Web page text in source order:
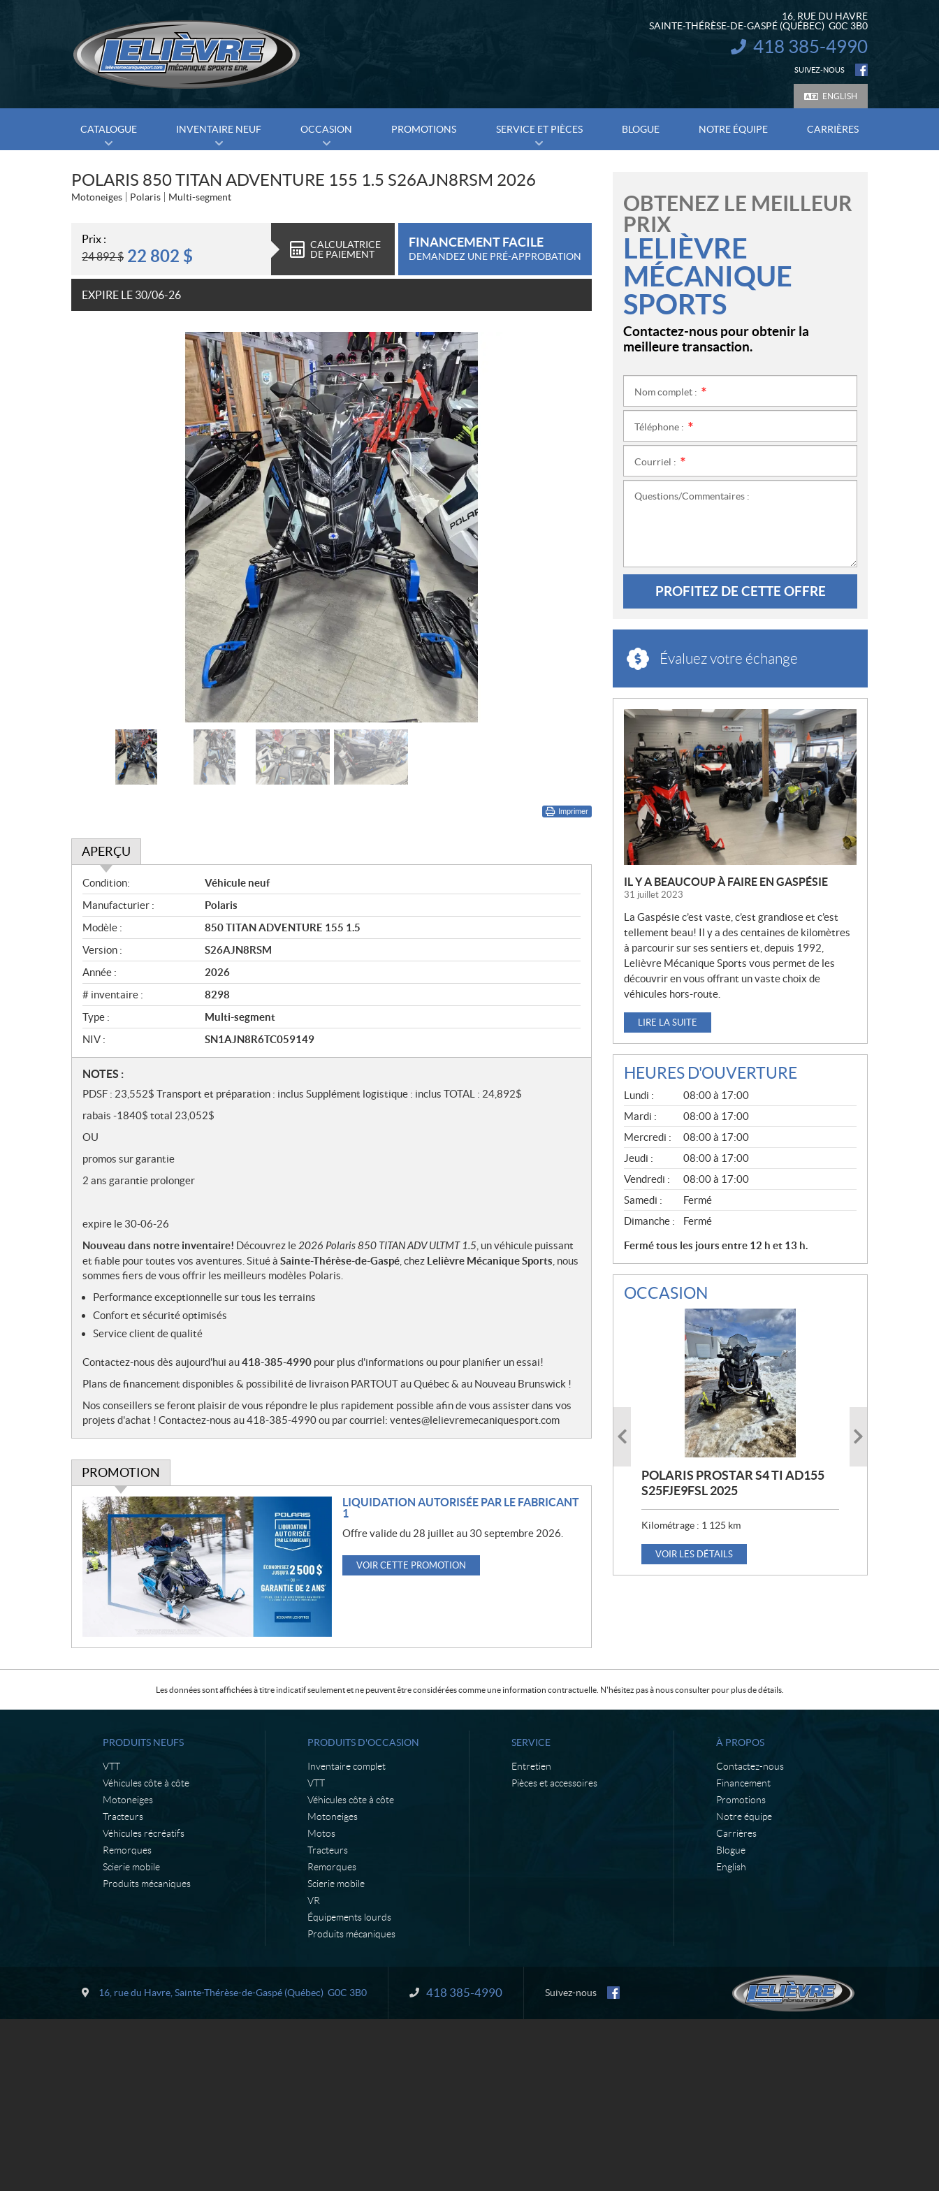
16, RUE DU HAVRE
SAINTE-THÉRÈSE-DE-GASPÉ (QUÉBEC) G0C 3B0
INFORMATION :
418 385-4990
SUIVEZ-NOUS
ENGLISH
CATALOGUE INVENTAIRE NEUF OCCASION PROMOTIONS SERVICE ET PIÈCES BLOGUE NOTRE ÉQUIPE CARRIÈRES
POLARIS 850 TITAN ADVENTURE 155 1.5 S26AJN8RSM 2026
Motoneiges Polaris Multi-segment
Prix :
24 892$ 22 802 $
CALCULATRICE
DE PAIEMENT
FINANCEMENT FACILE
DEMANDEZ UNE PRÉ-APPROBATION
EXPIRE LE 30/06-26
Imprimer
APERÇU
A
p
e
r
ç
u
Condition:
Véhicule neuf
Manufacturier :
Polaris
Modèle :
850 TITAN ADVENTURE 155 1.5
Version :
S26AJN8RSM
Année :
2026
# inventaire :
8298
Type :
Multi-segment
NIV :
SN1AJN8R6TC059149
N
o
e
s
NOTES :
PDSF : 23,552$ Transport et préparation : inclus Supplément logistique : inclus TOTAL : 24,892$
rabais -1840$ total 23,052$
OU
promos sur garantie
2 ans garantie prolonger
expire le 30-06-26
Nouveau dans notre inventaire! Découvrez le2026 Polaris 850 TITAN ADV ULTMT 1.5 , un véhicule puissant
et fiable pour toutes vos aventures. Situé à Sainte-Thérèse-de-Gaspé , chez Lelièvre Mécanique Sports , nous
sommes fiers de vous offrir les meilleurs modèles Polaris.
Performance exceptionnelle sur tous les terrains
Confort et sécurité optimisés
Service client de qualité
Contactez-nous dès aujourd'hui au418-385-4990 pour plus d'informations ou pour planifier un essai!
Plans de financement disponibles & possibilité de livraison PARTOUT au Québec & au Nouveau Brunswick !
Nos conseillers se feront plaisir de vous répondre le plus rapidement possible afin de vous assister dans vos
projets d'achat ! Contactez-nous au 418-385-4990 ou par courriel: ventes@lelievremecaniquesport.com
PROMOTION
P
r
o
m
o
LIQUIDATION AUTORISÉE PAR LE FABRICANT
1
Offre valide du 28 juillet au 30 septembre 2026.
VOIR CETTE PROMOTION
OBTENEZ LE MEILLEUR
PRIX
LELIÈVRE
MÉCANIQUE
SPORTS
Contactez-nous pour obtenir la
meilleure transaction.
Nom complet :
Téléphone :
Courriel :
Questions/Commentaires :
PROFITEZ DE CETTE OFFRE
Évaluez votre échange
N
U
V
E
L
L
E
S
IL Y A BEAUCOUP À FAIRE EN GASPÉSIE
31 juillet 2023
La Gaspésie c’est vaste, c’est grandiose et c’est
tellement beau! Il y a des centaines de kilomètres
à parcourir sur ses sentiers et, depuis 1992,
Lelièvre Mécanique Sports vous permet de les
découvrir en vous offrant un vaste choix de
véhicules hors-route.
LIRE LA SUITE
HEURES D'OUVERTURE
G
É
N
É
R
A
L
Lundi :
08:00 à 17:00
Mardi :
08:00 à 17:00
Mercredi :
08:00 à 17:00
Jeudi :
08:00 à 17:00
Vendredi :
08:00 à 17:00
Samedi :
Fermé
Dimanche :
Fermé
Fermé tous les jours entre 12 h et 13 h.
OCCASION
POLARIS PROSTAR S4 TI AD155
S25FJE9FSL 2025
Kilométrage : 1 125 km
VOIR LES DÉTAILS
POLARIS ASSAULT 850 144 2020
VOIR LES DÉTAILS
POLARIS S19ELS8PS 2019
Kilométrage :6 139km
P
I
X
6 295$
VOIR LES DÉTAILS
Les données sont affichées à titre indicatif seulement et ne peuvent être considérées comme une information contractuelle. N'hésitez pas à nous consulter pour plus de détails.
PRODUITS NEUFS
VTT
Véhicules côte à côte
Motoneiges
Tracteurs
Véhicules récréatifs
Remorques
Scierie mobile
Produits mécaniques
PRODUITS D'OCCASION
Inventaire complet
VTT
Véhicules côte à côte
Motoneiges
Motos
Tracteurs
Remorques
Scierie mobile
VR
Équipements lourds
Produits mécaniques
SERVICE
Entretien
Pièces et accessoires
À PROPOS
Contactez-nous
Financement
Promotions
Notre équipe
Carrières
Blogue
English
t
i
16, rue du Havre,Sainte-Thérèse-de-Gaspé (Québec) G0C 3B0 Information :
418 385-4990 Suivez-nous